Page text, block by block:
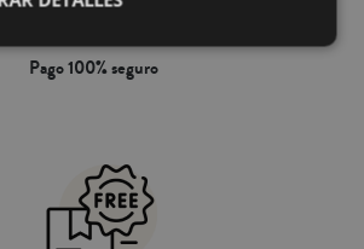
Pago 100% seguro